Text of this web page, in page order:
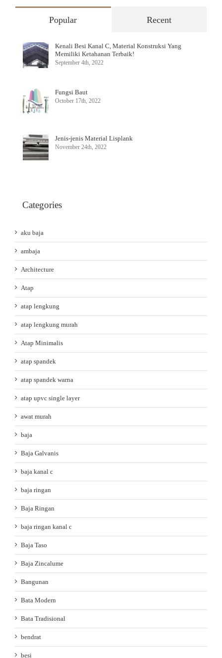
Popular Recent
Kenali Besi Kanal C, Material Konstruksi Yang
Memiliki Ketahanan Terbaik!
September 4th, 2022
Fungsi Baut
October 17th, 2022
Jenis-jenis Material Lisplank
November 24th, 2022
Categories
aku baja
ambaja
Architecture
Atap
atap lengkung
atap lengkung murah
Atap Minimalis
atap spandek
atap spandek warna
atap upvc single layer
awat murah
baja
Baja Galvanis
baja kanal c
baja ringan
Baja Ringan
baja ringan kanal c
Baja Taso
Baja Zincalume
Bangunan
Bata Modern
Bata Tradisional
bendrat
besi